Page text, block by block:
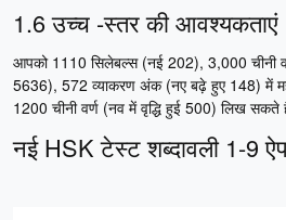
1.6 उच्च -स्तर की आवश्यकताएं
आपको 1110 सिलेबल्स (नई 202), 3,000 चीनी
5636), 572 व्याकरण अंक (नए बढ़े हुए 148) में
1200 चीनी वर्ण (नव में वृद्धि हुई 500) लिख सकते
नई HSK टेस्ट शब्दावली 1-9